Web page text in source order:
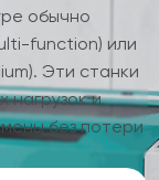
обычно
function) или
Эти станки
нагрузок и
без потери